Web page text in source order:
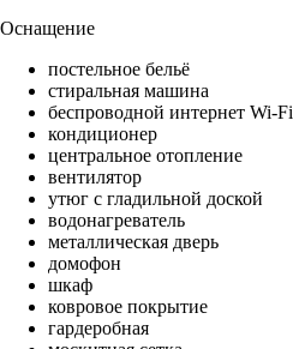
Оснащение
постельное бельё
стиральная машина
беспроводной интернет Wi-Fi
кондиционер
центральное отопление
вентилятор
утюг с гладильной доской
водонагреватель
металлическая дверь
домофон
шкаф
ковровое покрытие
гардеробная